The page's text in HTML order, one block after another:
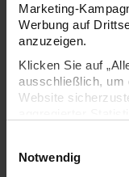
Marketing-
Werbung auf
anzuzeigen.
Klicken Sie auf
ausschließlich, um
Website
Ihre Einwilligung
Link „Cookie-
Notwendig
Tischdecken,
Stoffen auch
im passenden
Design: